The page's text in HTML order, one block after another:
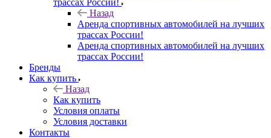
трассах России!
Назад
Аренда спортивных автомобилей на лучших
трассах России!
Аренда спортивных автомобилей на лучших
трассах России!
Бренды
Как купить
Назад
Как купить
Условия оплаты
Условия доставки
Контакты